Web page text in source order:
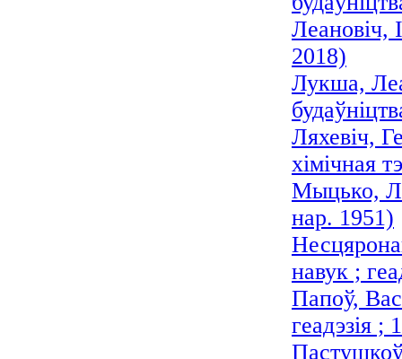
Леановіч,
2018)
Лукша,
Ляхевіч,
хімічная
Мыцько,
нар. 1951)
навук ;
Папоў,
геадэзія